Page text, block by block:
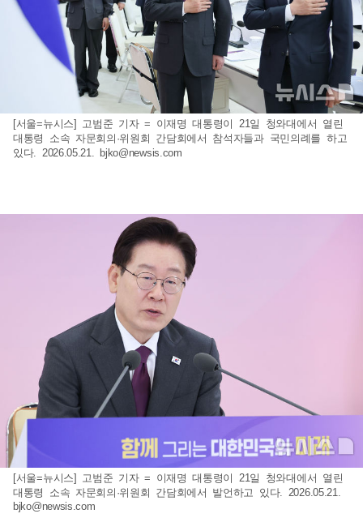
[서울=뉴시스] 고범준 기자 = 이재명 대통령이 21일 청와대에서 열린
대통령 소속 자문회의·위원회 간담회에서 참석자들과 국민의례를 하고
있다. 2026.05.21. bjko@newsis.com
[서울=뉴시스] 고범준 기자 = 이재명 대통령이 21일 청와대에서 열린
대통령 소속 자문회의·위원회 간담회에서 발언하고 있다. 2026.05.21.
bjko@newsis.com